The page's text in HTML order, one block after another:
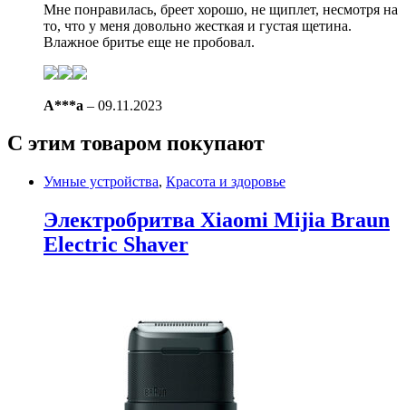
Мне понравилась, бреет хорошо, не щиплет, несмотря на
то, что у меня довольно жесткая и густая щетина.
Влажное бритье еще не пробовал.
A***a – 09.11.2023
С этим товаром покупают
Умные устройства, Красота и здоровье
Электробритва Xiaomi Mijia Braun
Electric Shaver